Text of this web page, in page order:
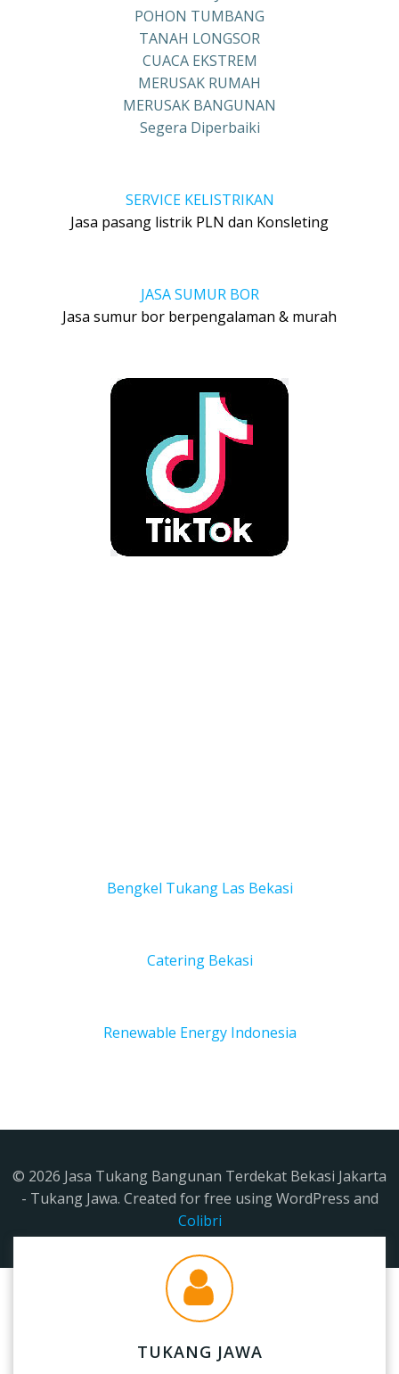
POHON TUMBANG
TANAH LONGSOR
CUACA EKSTREM
MERUSAK RUMAH
MERUSAK BANGUNAN
Segera Diperbaiki
SERVICE KELISTRIKAN
Jasa pasang listrik PLN dan Konsleting
JASA SUMUR BOR
Jasa sumur bor berpengalaman & murah
Bengkel Tukang Las Bekasi
Catering Bekasi
Renewable Energy Indonesia
© 2026 Jasa Tukang Bangunan Terdekat Bekasi Jakarta
- Tukang Jawa. Created for free using WordPress and
Colibri
TUKANG JAWA